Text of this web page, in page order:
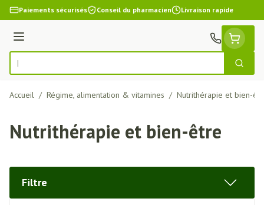
Aller au contenu
Paiements sécurisés Conseil du pharmacien Livraison rapide
Menu
Rechercher
Accueil / Régime, alimentation & vitamines / Nutrithérapie et bien-
Nutrithérapie et bien-être
Filtre